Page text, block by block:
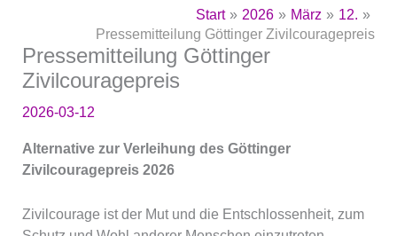
Start 2026 März
12.
Pressemitteilung Göttinger Zivilcouragepreis
Pressemitteilung Göttinger
Zivilcouragepreis
2026-03-12
Alternative zur Verleihung des Göttinger
Zivilcouragepreis 2026
Zivilcourage ist der Mut und die Entschlossenheit, zum